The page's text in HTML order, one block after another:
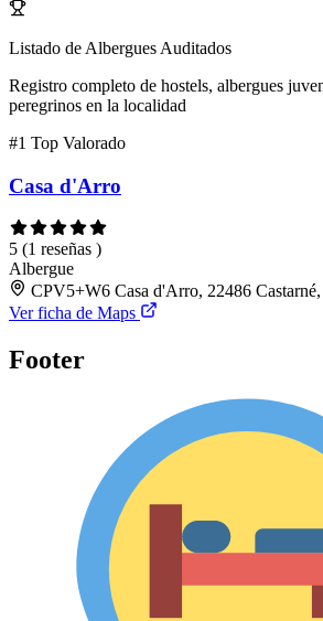
Listado de Albergues Auditados
Registro completo de hostels, albergues
peregrinos en la localidad
#1 Top Valorado
Casa d'Arro
5 (1 reseñas )
Albergue
CPV5+W6 Casa d'Arro, 22486 Castarné,
Ver ficha de Maps
Footer